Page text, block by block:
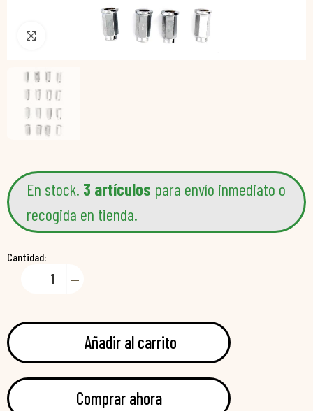
Pincha para agrandar
En stock. 3 artículos para envío inmediato o
recogida en tienda.
Cantidad:
Añadir al carrito
Comprar ahora